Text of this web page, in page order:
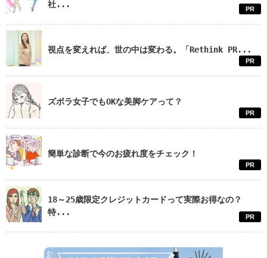
社...
PR
視点を変えれば、世の中は変わる。「Rethink PR...
PR
ズボラ女子でもOKな美脚ケアって？
PR
簡単な診断で今のお疲れ度をチェック！
PR
18～25歳限定クレジットカードって実際お得なの？
特...
PR